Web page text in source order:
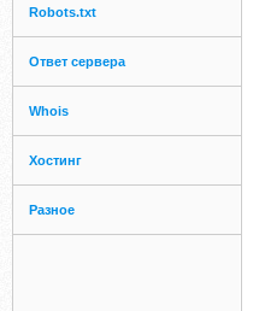
Robots.txt
Ответ сервера
Whois
Хостинг
Разное